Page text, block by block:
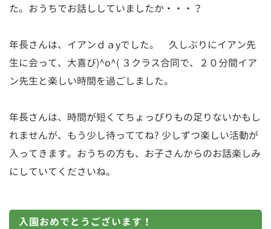
た。おうちでお話ししていましたか・・・？
年長さんは、イアンｄａyでした。 久しぶりにイアン先
生に会って、大喜び)^o^( ３クラス合同で、２０分間イア
ン先生と楽しい時間を過ごしました。
年長さんは、時間が短くてちょっぴりもの足りないかもし
れませんが、もう少し待っててね? 少しずつ楽しい活動が
入ってきます。おうちの方も、お子さんからのお話楽しみ
にしていてくださいね。
入園おめでとうございます！